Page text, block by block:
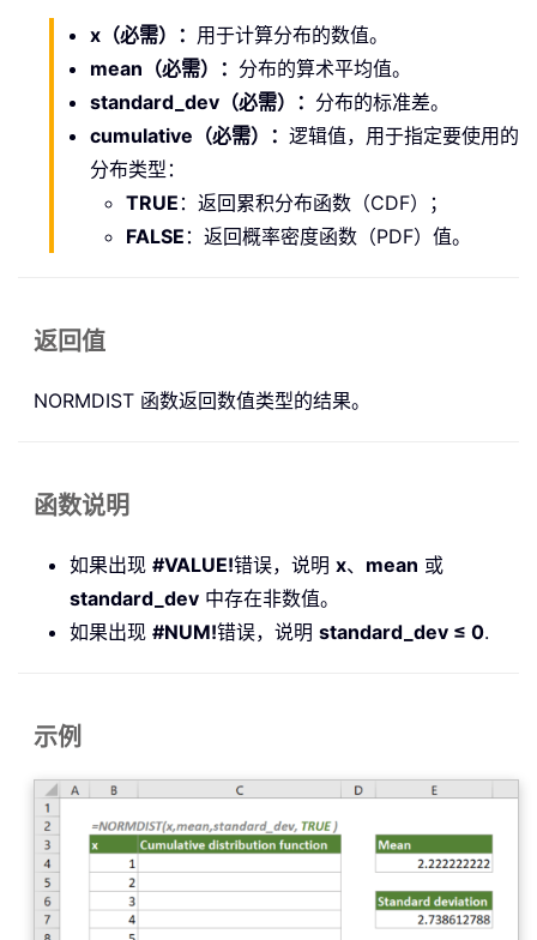
x（必需）： 用于计算分布的数值。
mean（必需）： 分布的算术平均值。
standard_dev（必需）： 分布的标准差。
cumulative（必需）： 逻辑值，用于指定要使用的
分布类型：
TRUE ：返回累积分布函数（CDF）；
FALSE ：返回概率密度函数（PDF）值。
返回值
NORMDIST 函数返回数值类型的结果。
函数说明
如果出现 #VALUE!错误，说明 x、 mean 或
standard_dev 中存在非数值。
如果出现 #NUM!错误，说明 standard_dev ≤ 0.
示例